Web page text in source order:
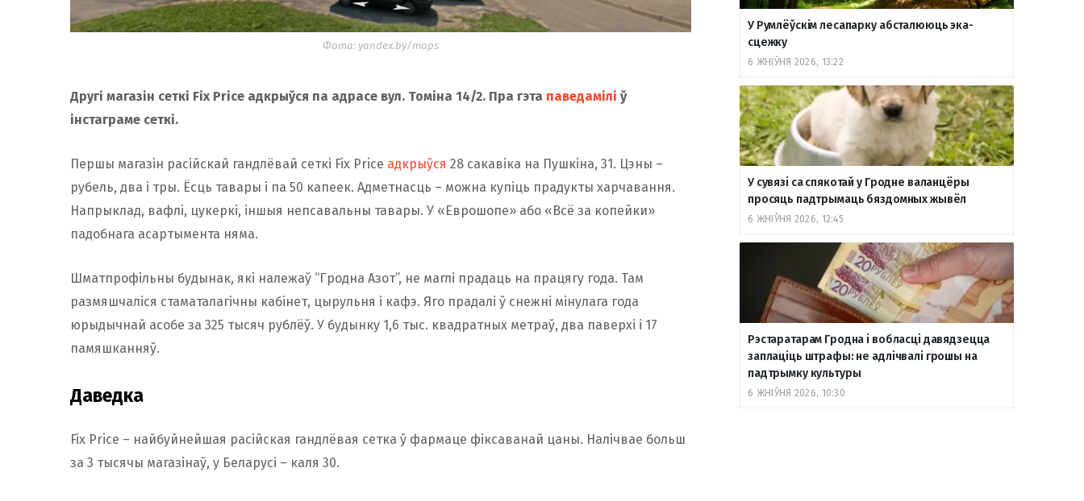
Фота: yandex.by/maps
Другі магазін сеткі Fix Price адкрыўся па адрасе вул. Томіна 14/2. Пра гэта паведамілі ў
інстаграме сеткі.
Першы магазін расійскай гандлёвай сеткі Fix Price адкрыўся 28 сакавіка на Пушкіна, 31. Цэны –
рубель, два і тры. Ёсць тавары і па 50 капеек. Адметнасць – можна купіць прадукты харчавання.
Напрыклад, вафлі, цукеркі, іншыя непсавальны тавары. У «Еврошопе» або «Всё за копейки»
падобнага асартымента няма.
Шматпрофільны будынак, які належаў “Гродна Азот”, не маглі прадаць на працягу года. Там
размяшчаліся стаматалагічны кабінет, цырульня і кафэ. Яго прадалі ў снежні мінулага года
юрыдычнай асобе за 325 тысяч рублёў. У будынку 1,6 тыс. квадратных метраў, два паверхі і 17
памяшканняў.
Даведка
Fix Price – найбуйнейшая расійская гандлёвая сетка ў фармаце фіксаванай цаны. Налічвае больш
за 3 тысячы магазінаў, у Беларусі – каля 30.
У Румлёўскім лесапарку абсталююць эка-
сцежку
6 ЖНІЎНЯ 2026, 13:22
У сувязі са спякотай у Гродне валанцёры
просяць падтрымаць бяздомных жывёл
6 ЖНІЎНЯ 2026, 12:45
Рэстаратарам Гродна і вобласці давядзецца
заплаціць штрафы: не адлічвалі грошы на
падтрымку культуры
6 ЖНІЎНЯ 2026, 10:30